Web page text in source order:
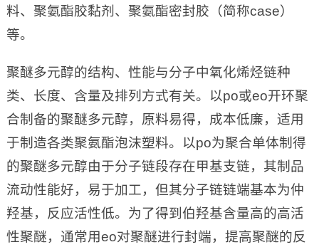
料、聚氨酯胶黏剂、聚氨酯密封胶（简称case）
等。
聚醚多元醇的结构、性能与分子中氧化烯烃链种
类、长度、含量及排列方式有关。以po或eo开环聚
合制备的聚醚多元醇，原料易得，成本低廉，适用
于制造各类聚氨酯泡沫塑料。以po为聚合单体制得
的聚醚多元醇由于分子链段存在甲基支链，其制品
流动性能好，易于加工，但其分子链链端基本为仲
羟基，反应活性低。为了得到伯羟基含量高的高活
性聚醚，通常用eo对聚醚进行封端，提高聚醚的反